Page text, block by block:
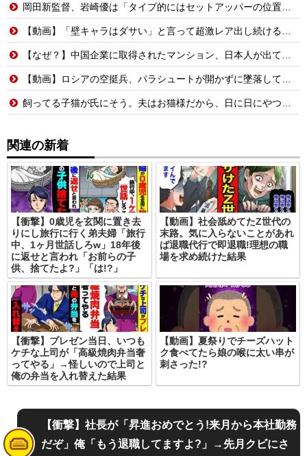
岡田新監督、岩崎優は「タイプ的にはセットアッパーの位置が一番合うてる」←おーん
【動画】「壁キャラはダサい」と言って超激レア出し続ける脳キンw
【なぜ？】中国企業に取得されたマンション、日本人が出ていきネパール人で埋まる
【動画】ロシアの空挺兵、パラシュートが開かずに墜落してしまう。
飼ってる子猫が氏にそう。夫はお猫様だから、日に日にやつれていく子猫を見て狼狽して...
関連の新着
【衝撃】0歳児を玄関に置き去
りにし旅行に行く弟夫婦「旅行
中、1ヶ月世話しろw」18年後
に返せと言われ「お前らの子
供、捨てたよ?」「は!?」
【動画】社会舐めてたZ世代の
末路。気に入らないことがあれ
ば退職代行で即退職!理想の職
場を求め続けた結果
【衝撃】プレゼン当日、いつも
ケチな上司が「高級焼肉弁当奢
ってやる」→怪しいので上司と
俺の弁当を入れ替えた結果
【動画】夏祭りでチーズハット
ク食べてたら娘の喉に太い串が
刺さった!?
【衝撃】社長が「昇進おめでとう!来月から本社勤務
だぞ」俺「もう退職してますよ?」→先月クビにさ